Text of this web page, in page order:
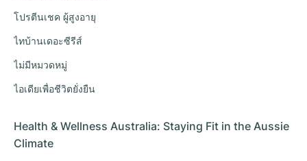
โปรตีนเชค ผู้สูงอายุ
ไทบ้านเดอะซีรีส์
ไม่มีหมวดหมู่
ไอเดียเพื่อชีวิตยั่งยืน
Health & Wellness Australia: Staying Fit in the Aussie
Climate